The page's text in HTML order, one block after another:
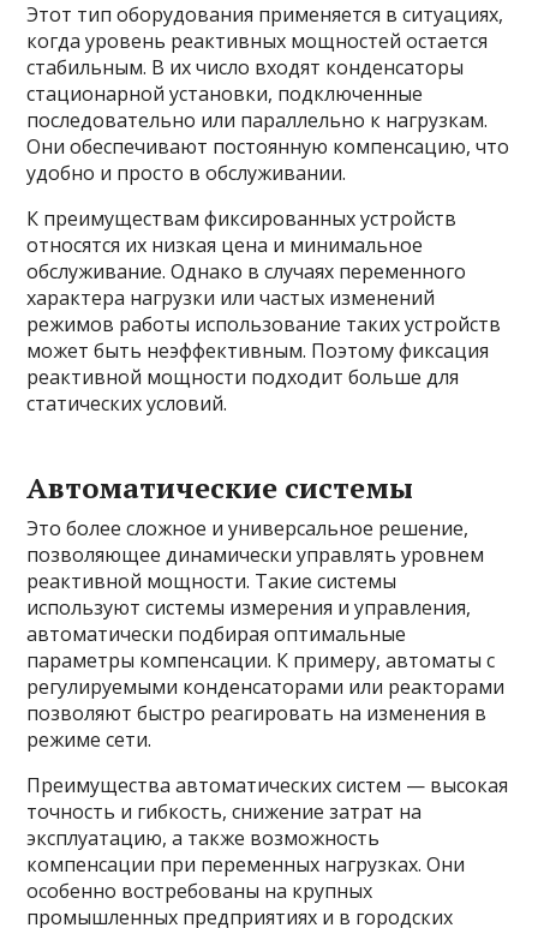
Этот тип оборудования применяется в ситуациях,
когда уровень реактивных мощностей остается
стабильным. В их число входят конденсаторы
стационарной установки, подключенные
последовательно или параллельно к нагрузкам.
Они обеспечивают постоянную компенсацию, что
удобно и просто в обслуживании.
К преимуществам фиксированных устройств
относятся их низкая цена и минимальное
обслуживание. Однако в случаях переменного
характера нагрузки или частых изменений
режимов работы использование таких устройств
может быть неэффективным. Поэтому фиксация
реактивной мощности подходит больше для
статических условий.
Автоматические системы
Это более сложное и универсальное решение,
позволяющее динамически управлять уровнем
реактивной мощности. Такие системы
используют системы измерения и управления,
автоматически подбирая оптимальные
параметры компенсации. К примеру, автоматы с
регулируемыми конденсаторами или реакторами
позволяют быстро реагировать на изменения в
режиме сети.
Преимущества автоматических систем — высокая
точность и гибкость, снижение затрат на
эксплуатацию, а также возможность
компенсации при переменных нагрузках. Они
особенно востребованы на крупных
промышленных предприятиях и в городских